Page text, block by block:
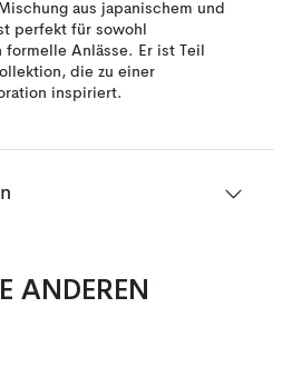
aus japanischem und
perfekt für sowohl
Anlässe. Er ist Teil
die zu einer
inspiriert.
ANDEREN